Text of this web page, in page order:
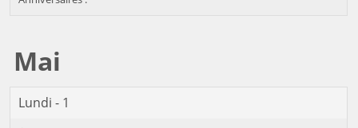
Mai
Lundi - 1